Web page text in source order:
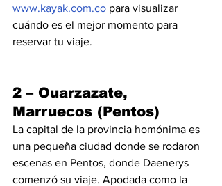
www.kayak.com.co para visualizar
cuándo es el mejor momento para
reservar tu viaje.
2 – Ouarzazate,
Marruecos (Pentos)
La capital de la provincia homónima es
una pequeña ciudad donde se rodaron
escenas en Pentos, donde Daenerys
comenzó su viaje. Apodada como la